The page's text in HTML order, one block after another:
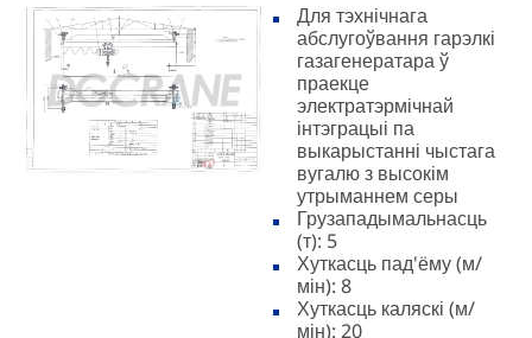
Для тэхнічнага
абслугоўвання гарэлкі
газагенератара ў
праекце
электратэрмічнай
інтэграцыі па
выкарыстанні чыстага
вугалю з высокім
утрыманнем серы
Грузападымальнасць
(т): 5
Хуткасць пад'ёму (м/
мін): 8
Хуткасць каляскі (м/
мін): 20